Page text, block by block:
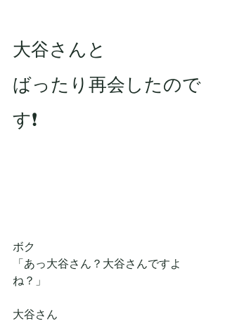
大谷さんと
ばったり再会したので
す❗
ボク
「あっ大谷さん？大谷さんですよ
ね？」
大谷さん